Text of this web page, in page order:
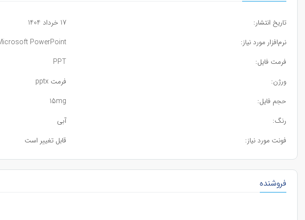
تاریخ انتشار:
17 خرداد 1404
نرم‌افزار مورد نیاز:
PowerPoint
فرمت فایل:
PPT
ورژن:
فرمت pptx
حجم فایل:
15mg
رنگ:
آبی
فونت مورد نیاز:
قابل تغییر است
فروشنده